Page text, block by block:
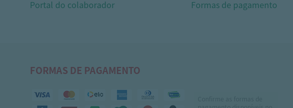
Portal do colaborador
Formas de pagamento
FORMAS DE PAGAMENTO